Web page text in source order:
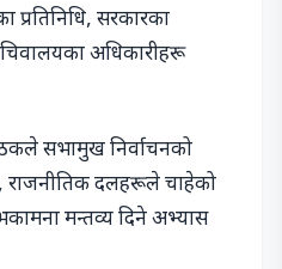
सरकारका
अधिकारीहरू
सभामुख निर्वाचनको
राजनीतिक दलहरूले चाहेको
मन्तव्य दिने अभ्यास